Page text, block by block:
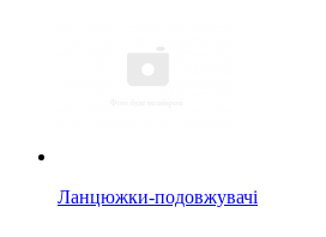
Ланцюжки-подовжувачі